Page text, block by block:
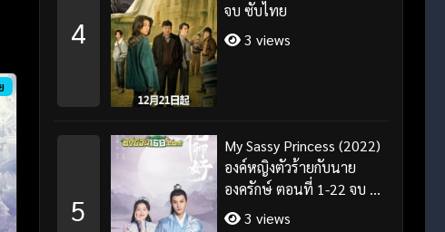
4
จบ ซับไทย
3 views
5
My Sassy Princess (2022)
องค์หญิงตัวร้ายกับนาย
องครักษ์ ตอนที่ 1-22 จบ ซับ
ไทย3 views